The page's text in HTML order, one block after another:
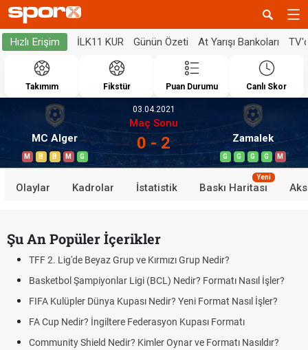
Hızlı Erişim İLK11 KUR Günün Özeti At Yarışı Bankoları
Takımım Fikstür Puan Durumu Canlı Skor
MC Alger
M B B M G
03.04.2021
Maç Sonu
0 - 2 Zamalek
G G G G M
Olaylar Kadrolar İstatistik Baskı Haritası
Yeni
Şu An Popüler İçerikler
TFF 2. Lig'de Beyaz Grup ve Kırmızı Grup Nedir?
Basketbol Şampiyonlar Ligi (BCL) Nedir? Formatı Nasıl İşler?
FIFA Kulüpler Dünya Kupası Nedir? Yeni Format Nasıl İşler?
FA Cup Nedir? İngiltere Federasyon Kupası Formatı
Community Shield Nedir? Kimler Oynar ve Formatı Nasıldır?